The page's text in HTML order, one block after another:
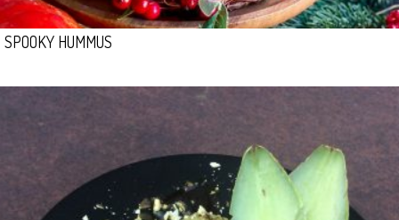
SPOOKY HUMMUS